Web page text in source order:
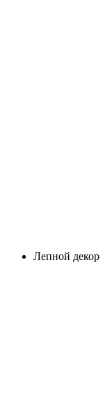
Лепной декор